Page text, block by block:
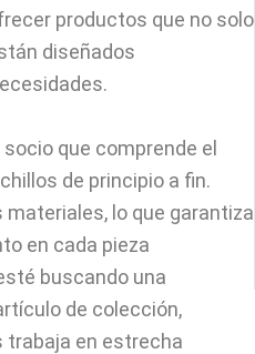
productos que no solo
diseñados
que comprende el
de principio a fin.
lo que garantiza
en cada pieza
buscando una
de colección,
trabaja en estrecha